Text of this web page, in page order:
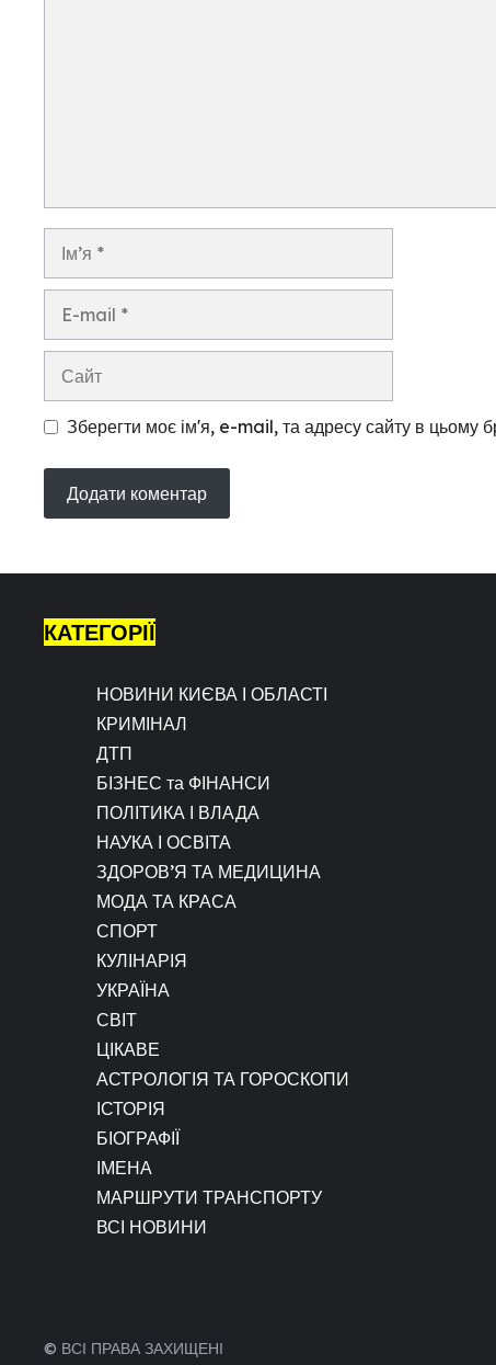
Зберегти моє ім'я, e-mail, та адресу сайту в цьому
КАТЕГОРІЇ
НОВИНИ КИЄВА І ОБЛАСТІ
КРИМІНАЛ
ДТП
БІЗНЕС та ФІНАНСИ
ПОЛІТИКА І ВЛАДА
НАУКА І ОСВІТА
ЗДОРОВ’Я ТА МЕДИЦИНА
МОДА ТА КРАСА
СПОРТ
КУЛІНАРІЯ
УКРАЇНА
СВІТ
ЦІКАВЕ
АСТРОЛОГІЯ ТА ГОРОСКОПИ
ІСТОРІЯ
БІОГРАФІЇ
ІМЕНА
МАРШРУТИ ТРАНСПОРТУ
ВСІ НОВИНИ
© ВСІ ПРАВА ЗАХИЩЕНІ